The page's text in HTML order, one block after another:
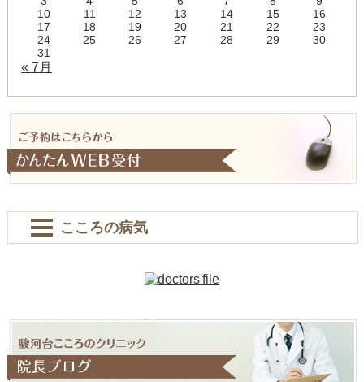
10
11 12 13 14 15
16
17
18 19 20 21 22
23
24
25 26 27 28 29
30
31
« 7月
こころの病気